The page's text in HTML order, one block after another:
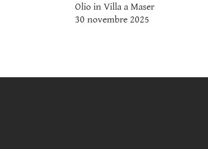
Olio in Villa a Maser
30 novembre 2025